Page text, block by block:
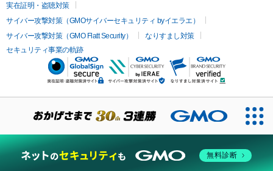
実在証明・盗聴対策
サイバー攻撃対策（GMOサイバーセキュリティ byイエラエ）
サイバー攻撃対策（GMO Flatt Security）
なりすまし対策
セキュリティ事業の軌跡
無料診断